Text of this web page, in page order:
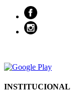
INSTITUCIONAL